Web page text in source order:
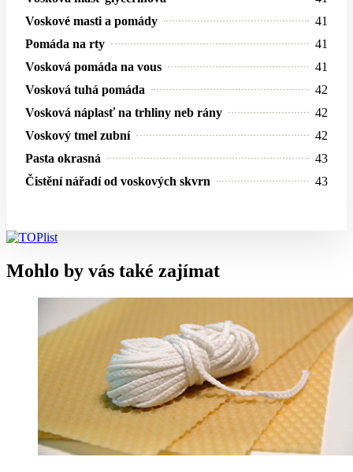
Voskové masti a pomády
41
Pomáda na rty
41
Vosková pomáda na vous
41
Vosková tuhá pomáda
42
Vosková náplasť na trhliny neb rány
42
Voskový tmel zubní
42
Pasta okrasná
43
Čistění nářadí od voskových skvrn
43
Mohlo by vás také zajímat